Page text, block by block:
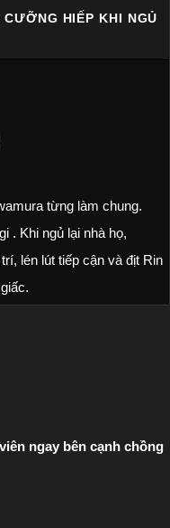
HIẾP KHI NGỦ
từng làm chung.
. Khi ngủ lại nhà họ,
lén lút tiếp cận và địt Rin
ngay bên cạnh chồng